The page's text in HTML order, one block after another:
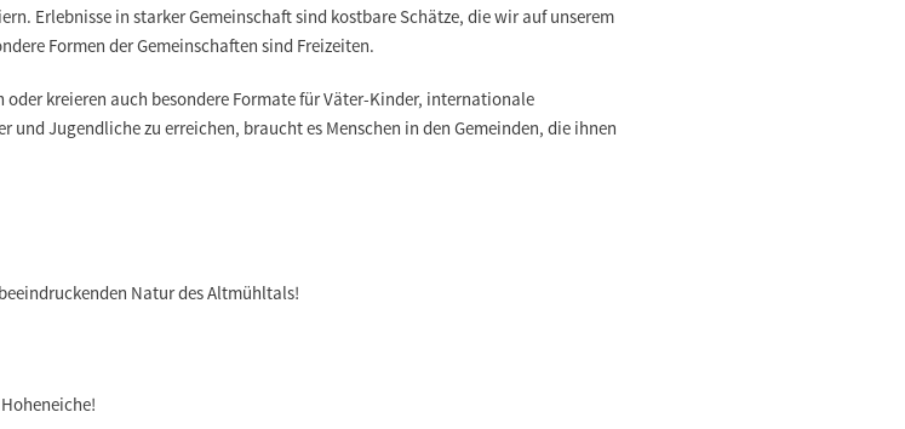
Erlebnisse in starker Gemeinschaft sind kostbare Schätze, die wir auf unserem
Formen der Gemeinschaften sind Freizeiten.
kreieren auch besondere Formate für Väter-Kinder, internationale
Jugendliche zu erreichen, braucht es Menschen in den Gemeinden, die ihnen
Natur des Altmühltals!